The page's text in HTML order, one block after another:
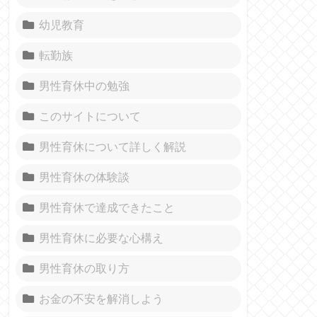
幼児教育
転勤族
男性育休中の勉強
このサイトについて
男性育休について詳しく解説
男性育休の体験談
男性育休で達成できたこと
男性育休に必要な心構え
男性育休の取り方
お金の不安を解消しよう